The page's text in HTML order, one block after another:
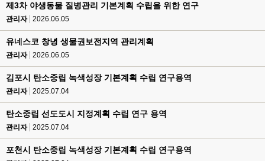
제3차 야생동물 질병관리 기본계획 수립을 위한 연구
관리자 2026.06.05
유네스코 창녕 생물권보전지역 관리계획
관리자 2026.06.05
김포시 탄소중립 녹색성장 기본계획 수립 연구용역
관리자 2025.07.04
탄소중립 선도도시 지정계획 수립 연구 용역
관리자 2025.07.04
포천시 탄소중립 녹색성장 기본계획 수립 연구용역